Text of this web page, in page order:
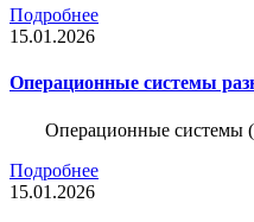
Подробнее
15.01.2026
Операционные системы
Операционные системы
Подробнее
15.01.2026